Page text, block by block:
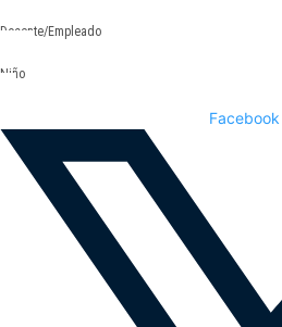
Docente/Empleado
Niño
Facebook